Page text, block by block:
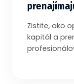
Zistite, ako
kapitál a